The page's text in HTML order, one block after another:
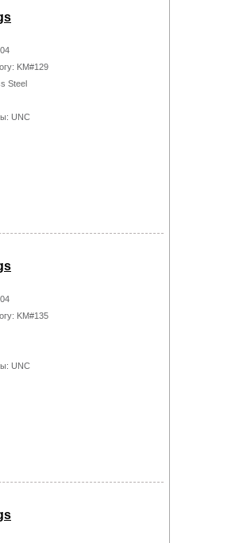
KM#129
Steel
UNC
KM#135
UNC